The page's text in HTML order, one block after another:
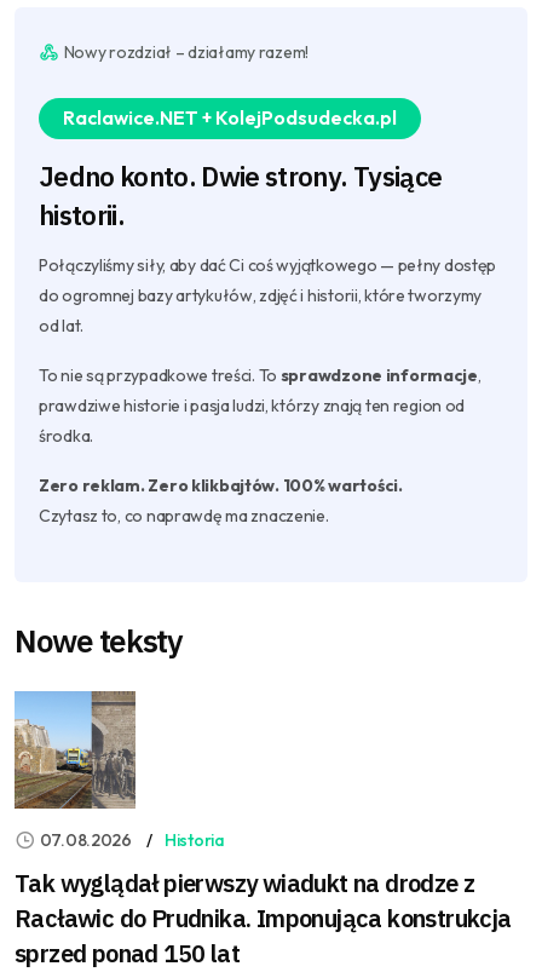
Nowy rozdział – działamy razem!
Raclawice.NET + KolejPodsudecka.pl
Jedno konto. Dwie strony. Tysiące
historii.
Połączyliśmy siły, aby dać Ci coś wyjątkowego — pełny dostęp
do ogromnej bazy artykułów, zdjęć i historii, które tworzymy
od lat.
To nie są przypadkowe treści. To sprawdzone informacje,
prawdziwe historie i pasja ludzi, którzy znają ten region od
środka.
Zero reklam. Zero klikbajtów. 100% wartości.
Czytasz to, co naprawdę ma znaczenie.
Nowe teksty
07.08.2026 Historia
Tak wyglądał pierwszy wiadukt na drodze z
Racławic do Prudnika. Imponująca konstrukcja
sprzed ponad 150 lat